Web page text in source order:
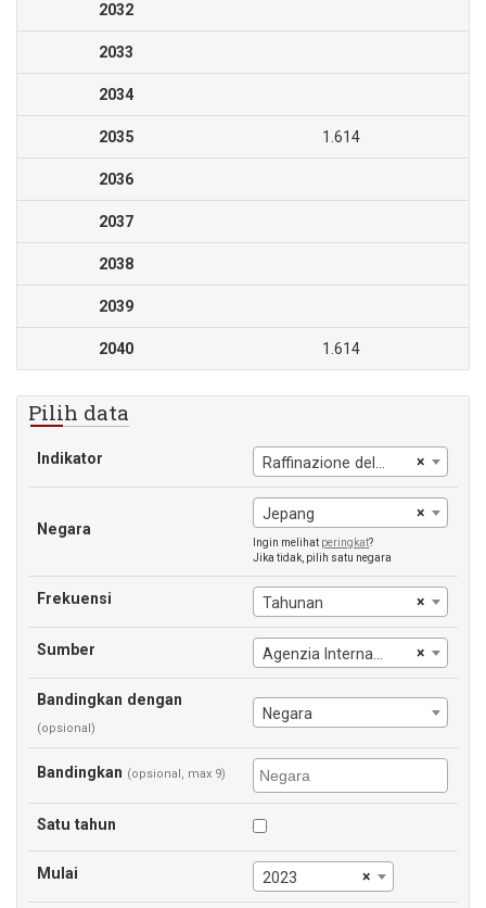
2032
2033
2034
2035 1.614
2036
2037
2038
2039
2040 1.614
Pilih data
Indikator ×
Raffinazione del rame
Negara
×
Jepang
Ingin melihat peringkat?
Jika tidak, pilih satu negara
Frekuensi ×
Tahunan
Sumber ×
Agenzia Internasional Energi
Bandingkan dengan
(opsional)
Negara
Bandingkan (opsional, max 9)
Satu tahun
Mulai ×
2023